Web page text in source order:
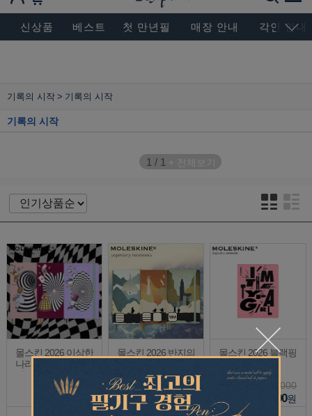
BESEN MASTERPIECE, SINCE 2004
신상품 베스트 첫 만년필 매장 안내 각인 안내
기록의 시작 기록의 시작
기록의 시작
1 / 1 + 전체보기
몰스킨 2026 이상한
나라의 앨리스 에디
53,000
53,000 원
몰스킨 2026 반지의
션 노트 / 위클리 다
이어리 18개월 (26
년7월시
53,000
53,000원
몰스킨 2026 블랙핑
20,000
20,000원